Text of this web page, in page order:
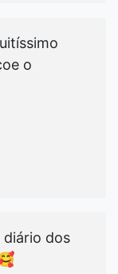
o
diário dos